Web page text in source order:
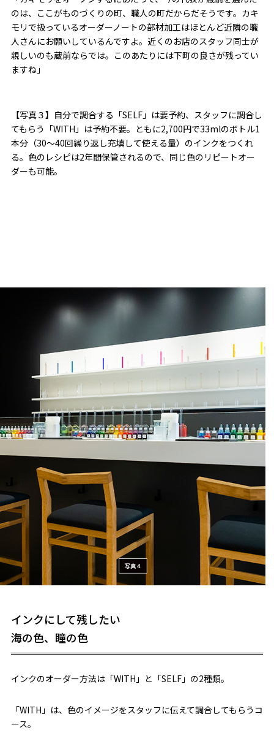
のは、ここがものづくりの町、職人の町だからだそうです。カキ
モリで扱っているオーダーノートの部材加工はほとんど近隣の職
人さんにお願いしているんですよ。近くのお店のスタッフ同士が
親しいのも蔵前ならでは。このあたりには下町の良さが残ってい
ますね」
【写真３】自分で調合する「SELF」は要予約、スタッフに調合し
てもらう「WITH」は予約不要。ともに2,700円で33mlのボトル1
本分（30〜40回繰り返し充填して使える量）のインクをつくれ
る。色のレシピは2年間保管されるので、同じ色のリピートオー
ダーも可能。
インクにして残したい
海の色、瞳の色
インクのオーダー方法は「WITH」と「SELF」の2種類。
「WITH」は、色のイメージをスタッフに伝えて調合してもらうコ
ース。